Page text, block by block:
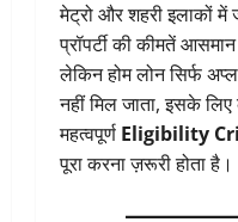
मेट्रो और शहरी इलाकों में
प्रॉपर्टी की कीमतें
लेकिन होम लोन सिर्फ
नहीं मिल जाता, इसके
महत्वपूर्ण Eligibility
पूरा करना ज़रूरी होता है।